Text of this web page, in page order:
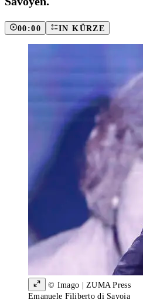
00:00 IN KÜRZE
© Imago | ZUMA Press
Emanuele Filiberto di Savoia